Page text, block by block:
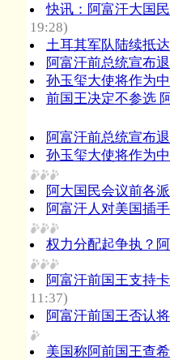
快讯：阿富汗大国
19:28)
土耳其军队陆续抵
阿富汗前总统宣布
孙玉玺大使将作为
前国王决定不参选
阿富汗前总统宣布
孙玉玺大使将作为
阿大国民会议前各
阿富汗人对美国插
权力分配起争执？
阿富汗前国王支持
11:37)
阿富汗前国王否认
美国称阿前国王查